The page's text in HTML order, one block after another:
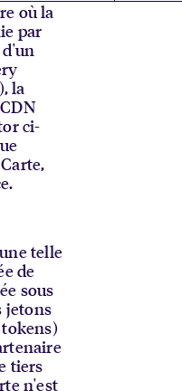
où la
par
la
ci-
telle
de
sous
jetons
tokens)
tiers
n'est